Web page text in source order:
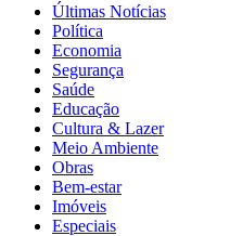
Últimas Notícias
Política
Economia
Segurança
Saúde
Educação
Cultura & Lazer
Meio Ambiente
Obras
Bem-estar
Imóveis
Especiais